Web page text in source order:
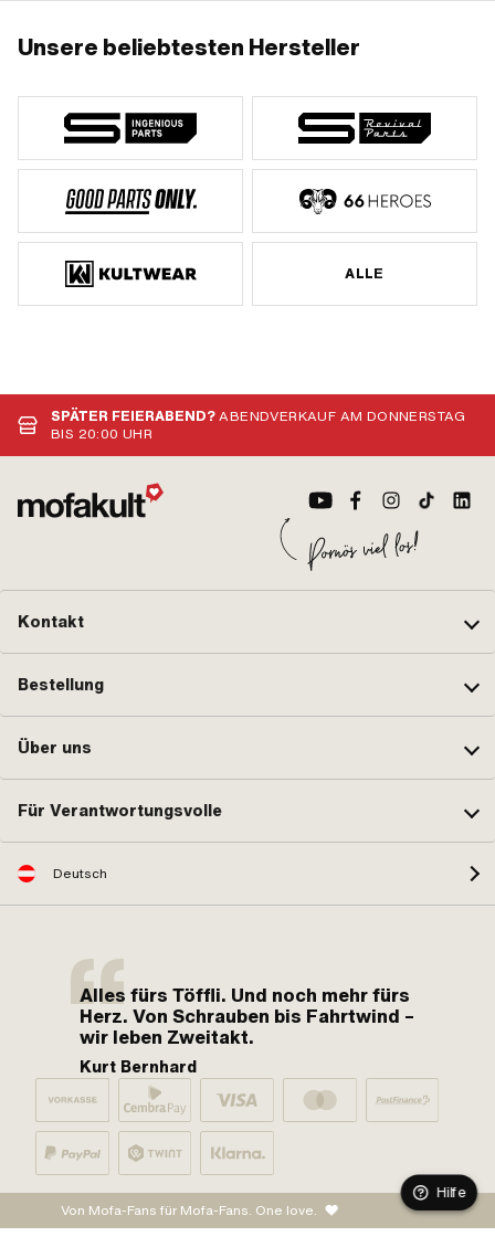
Unsere beliebtesten Hersteller
ALLE
SPÄTER FEIERABEND?ABENDVERKAUF AM DONNERSTAG
BIS 20:00 UHR
Kontakt
Bestellung
Über uns
Für Verantwortungsvolle
Deutsch
Alles fürs Töffli. Und noch mehr fürs
Herz. Von Schrauben bis Fahrtwind –
wir leben Zweitakt.
Kurt Bernhard
Von Mofa-Fans für Mofa-Fans. One love.
Hilfe